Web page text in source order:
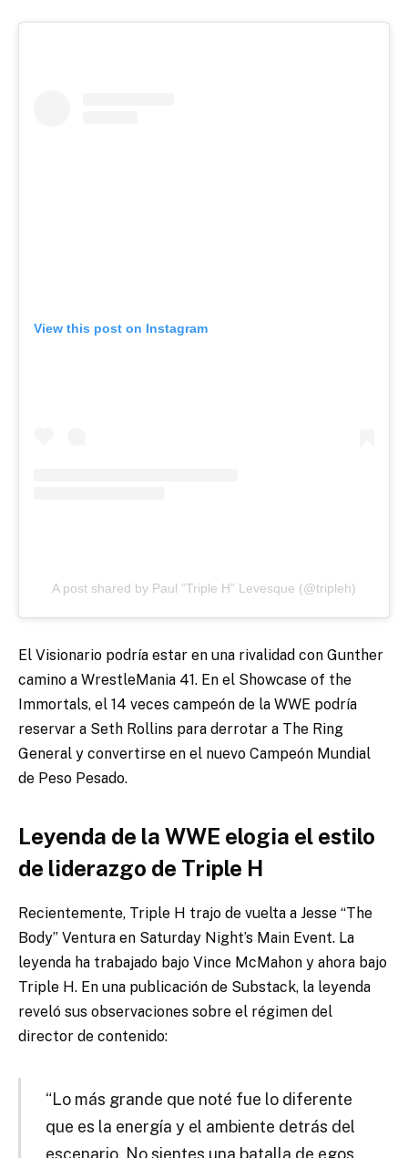
View this post on Instagram
A post shared by Paul “Triple H” Levesque (@tripleh)
El Visionario podría estar en una rivalidad con Gunther
camino a WrestleMania 41. En el Showcase of the
Immortals, el 14 veces campeón de la WWE podría
reservar a Seth Rollins para derrotar a The Ring
General y convertirse en el nuevo Campeón Mundial
de Peso Pesado.
Leyenda de la WWE elogia el estilo
de liderazgo de Triple H
Recientemente, Triple H trajo de vuelta a Jesse “The
Body” Ventura en Saturday Night’s Main Event. La
leyenda ha trabajado bajo Vince McMahon y ahora bajo
Triple H. En una publicación de Substack, la leyenda
reveló sus observaciones sobre el régimen del
director de contenido:
“Lo más grande que noté fue lo diferente
que es la energía y el ambiente detrás del
escenario. No sientes una batalla de egos